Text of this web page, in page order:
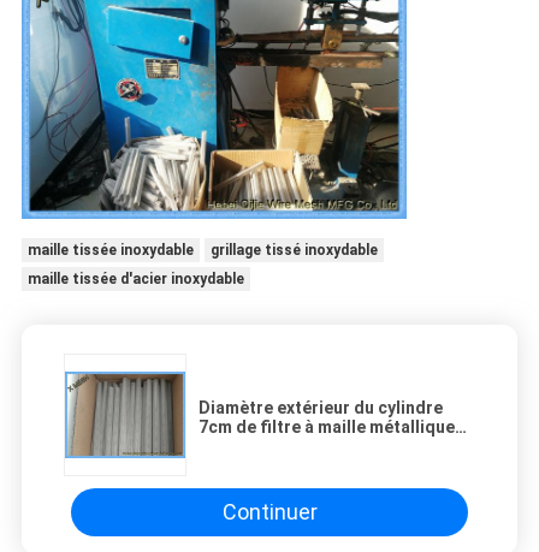
maille tissée inoxydable
grillage tissé inoxydable
maille tissée d'acier inoxydable
Diamètre extérieur du cylindre
7cm de filtre à maille métallique
Continuer